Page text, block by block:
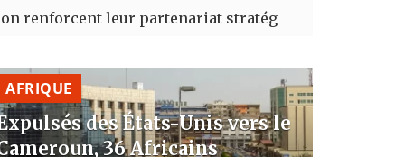
leur partenariat stratégique avec un cap sur l’IA et
AFRIQUE
des États-Unis vers le
36 Africains